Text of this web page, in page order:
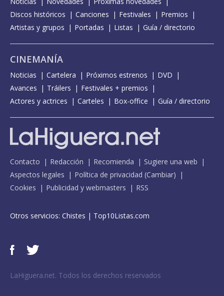
Discos históricos
Canciones Festivales
Premios
Artistas y grupos
Portadas Listas Guía / directorio
CINEMANÍA
Noticias Cartelera Próximos estrenos
DVD
Avances
Tráilers
Festivales + premios
Actores y actrices
Carteles Box-office Guía / directorio
Contacto Redacción Recomienda
Sugiere una web
Aspectos legales
Política de privacidad (Cambiar)
Cookies
Publicidad y webmasters RSS
Otros servicios: Chistes | Top10Listas.com
LaHiguera.net. Todos los derechos reservados